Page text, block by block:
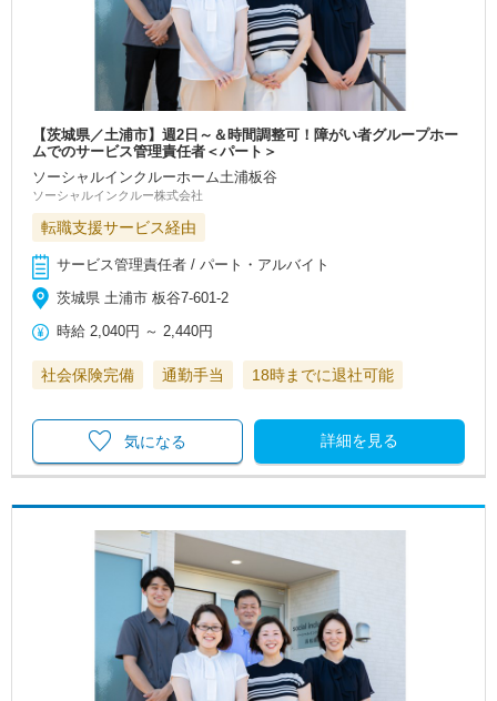
【茨城県／土浦市】週2日～＆時間調整可！障がい者グループホー
ムでのサービス管理責任者＜パート＞
ソーシャルインクルーホーム土浦板谷
ソーシャルインクルー株式会社
転職支援サービス経由
サービス管理責任者 / パート・アルバイト
茨城県 土浦市 板谷7-601-2
時給 2,040円 ～2,440円
社会保険完備 通勤手当 18時までに退社可能
詳細を見る
気になる